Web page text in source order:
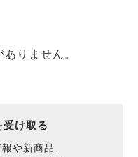
りません。
受け取る
や新商品、